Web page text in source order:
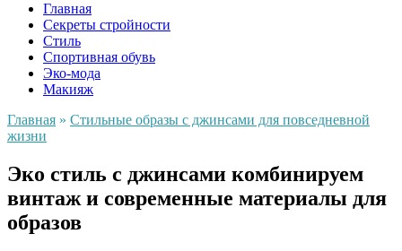
Главная
Секреты стройности
Стиль
Спортивная обувь
Эко-мода
Макияж
Главная » Стильные образы с джинсами для повседневной
жизни
Эко стиль с джинсами комбинируем
винтаж и современные материалы для
образов